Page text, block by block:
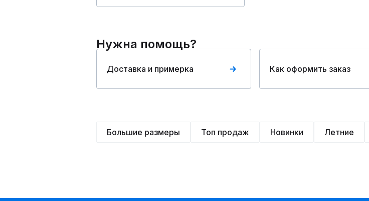
Нужна помощь?
Доставка и примерка Как оформить заказ
Большие размеры Топ продаж Новинки Летние